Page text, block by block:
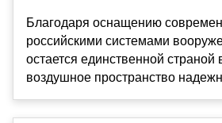
Благодаря оснащению
российскими системами
остается единственной страной
воздушное пространство